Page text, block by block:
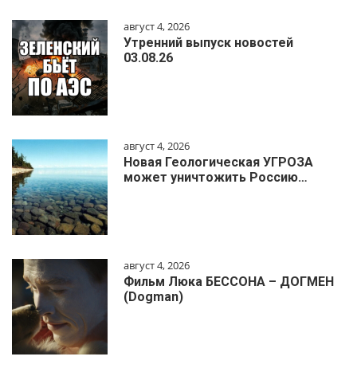
август 4, 2026
Утренний выпуск новостей
03.08.26
август 4, 2026
Новая Геологическая УГРОЗА
может уничтожить Россию…
август 4, 2026
Фильм Люка БЕССОНА – ДОГМЕН
(Dogman)